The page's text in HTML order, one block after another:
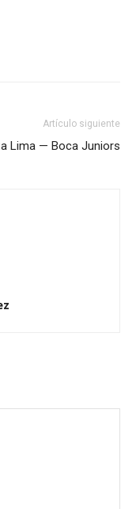
Artículo siguiente
Lima — Boca Juniors